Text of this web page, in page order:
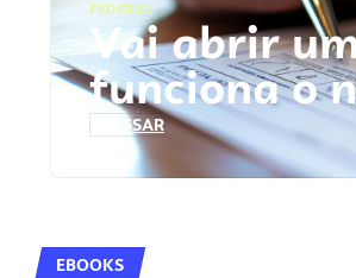
FEDERAL
Vai abrir
funciona o
ACESSAR
EBOOKS